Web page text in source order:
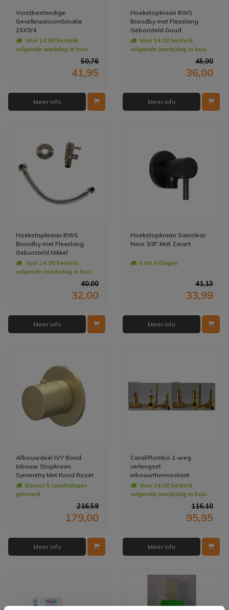
Vorstbestendige
Gevelkraancombinatie
15X3/4
Vóór 14:00 besteld,
volgende werkdag in huis
50,76
41,95
Meer info
Hoekstopkraan BWS
Brondby met Flexslang
Geborsteld Goud
Voor 14:00 besteld,
volgende (werk)dag in huis
45,00
36,00
Meer info
Hoekstopkraan BWS
Brondby met Flexslang
Geborsteld Nikkel
Voor 14:00 besteld,
volgende (werk)dag in huis
40,00
32,00
Meer info
Hoekstopkraan Saniclear
Nero 3/8" Mat Zwart
5 tot 8 Dagen
41,13
33,99
Meer info
Afbouwdeel IVY Bond
Inbouw Stopkraan
Symmetry Met Rond Rozet
Geborsteld Mat Goud PVD
Binnen 5 (werk)dagen
geleverd
216,59
179,00
Meer info
Caral/Rombo 2-weg
verlengset
inbouwthermostaat
Voor 14:00 besteld,
volgende (werk)dag in huis
116,10
95,95
Meer info